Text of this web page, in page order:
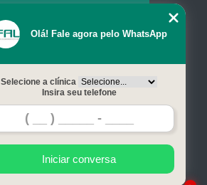
Serviços
Contato
Mapa do site
Olá! Fale agora pelo WhatsApp
Selecione a clínica
Insira seu telefone
Iniciar conversa